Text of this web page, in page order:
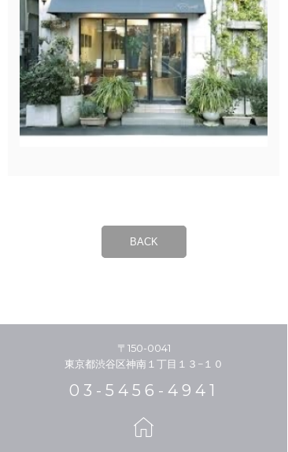
BACK
〒150-0041
東京都渋谷区神南１丁目１３−１０
03-5456-4941